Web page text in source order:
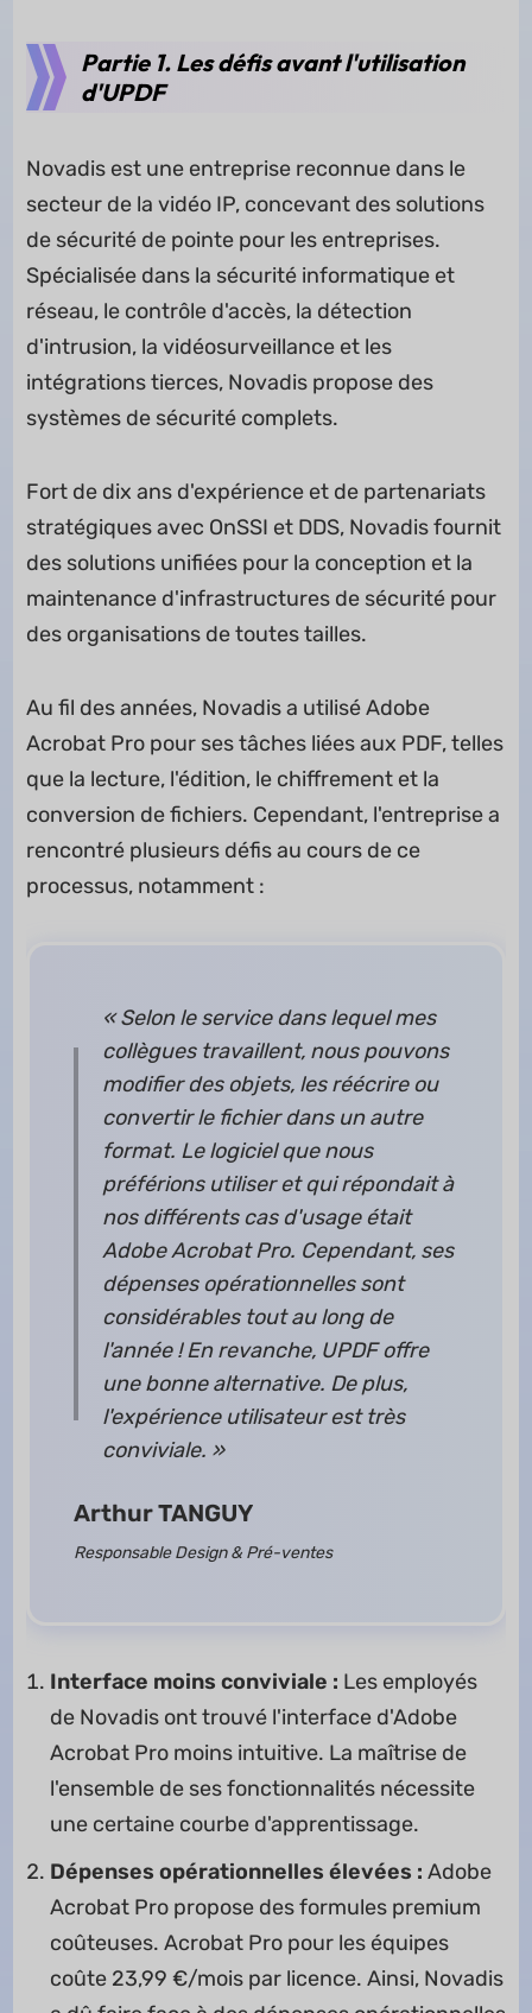
Partie 1. Les défis avant l'utilisation
d'UPDF
Novadis est une entreprise reconnue dans le
secteur de la vidéo IP, concevant des solutions
de sécurité de pointe pour les entreprises.
Spécialisée dans la sécurité informatique et
réseau, le contrôle d'accès, la détection
d'intrusion, la vidéosurveillance et les
intégrations tierces, Novadis propose des
systèmes de sécurité complets.
Fort de dix ans d'expérience et de partenariats
stratégiques avec OnSSI et DDS, Novadis fournit
des solutions unifiées pour la conception et la
maintenance d'infrastructures de sécurité pour
des organisations de toutes tailles.
Au fil des années, Novadis a utilisé Adobe
Acrobat Pro pour ses tâches liées aux PDF, telles
que la lecture, l'édition, le chiffrement et la
conversion de fichiers. Cependant, l'entreprise a
rencontré plusieurs défis au cours de ce
processus, notamment :
« Selon le service dans lequel mes
collègues travaillent, nous pouvons
modifier des objets, les réécrire ou
convertir le fichier dans un autre
format. Le logiciel que nous
préférions utiliser et qui répondait à
nos différents cas d'usage était
Adobe Acrobat Pro. Cependant, ses
dépenses opérationnelles sont
considérables tout au long de
l'année ! En revanche, UPDF offre
une bonne alternative. De plus,
l'expérience utilisateur est très
conviviale. »
Arthur TANGUY
Responsable Design & Pré-ventes
Interface moins conviviale : Les employés
de Novadis ont trouvé l'interface d'Adobe
Acrobat Pro moins intuitive. La maîtrise de
l'ensemble de ses fonctionnalités nécessite
une certaine courbe d'apprentissage.
Dépenses opérationnelles élevées : Adobe
Acrobat Pro propose des formules premium
coûteuses. Acrobat Pro pour les équipes
coûte 23,99 €/mois par licence. Ainsi, Novadis